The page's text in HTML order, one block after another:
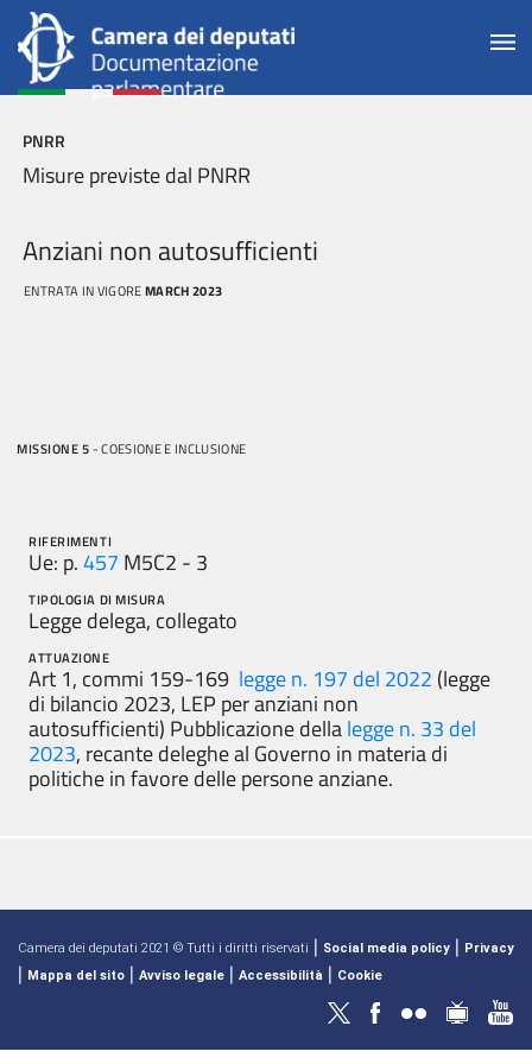
PNRR
Misure previste dal PNRR
Anziani non autosufficienti
ENTRATA IN VIGOREMARCH 2023
MISSIONE 5 - COESIONE E INCLUSIONE
RIFERIMENTI
Ue: p.457 M5C2 - 3
TIPOLOGIA DI MISURA
Legge delega, collegato
ATTUAZIONE
Art 1, commi 159-169 legge n. 197 del 2022 (legge
di bilancio 2023, LEP per anziani non
autosufficienti) Pubblicazione dellalegge n. 33 del
2023, recante deleghe al Governo in materia di
politiche in favore delle persone anziane.
Camera dei deputati 2021 © Tutti i diritti riservati | Social media policy | Privacy
| Mappa del sito | Avviso legale | Accessibilità | Cookie